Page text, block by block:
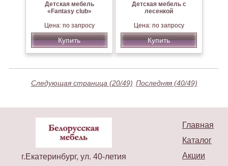
Детская мебель
«Fantasy club»
Цена: по запросу
Купить
Детская мебель с
лесенкой
Цена: по запросу
Купить
Следующая страница (20/49) Последняя (40/49)
Главная
Каталог
Акции
г.Екатеринбург, ул. 40-летия